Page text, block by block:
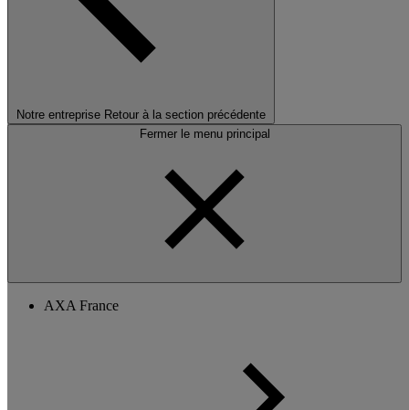
Notre entreprise Retour à la section précédente
Fermer le menu principal
AXA France